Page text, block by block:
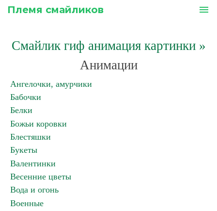
Племя смайликов menu
Смайлик гиф анимация картинки»
Анимации
Ангелочки, амурчики
Бабочки
Белки
Божьи коровки
Блестяшки
Букеты
Валентинки
Весенние цветы
Вода и огонь
Военные